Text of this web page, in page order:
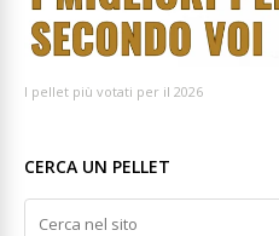
I pellet più votati per il 2026
CERCA UN PELLET